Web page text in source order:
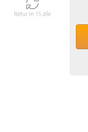
Retur în 15 zile